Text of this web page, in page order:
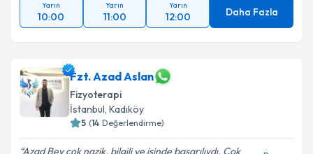
Yarın
10:00
Yarın
11:00
Yarın
12:00 Daha Fazla
Fzt. Azad Aslan
Fizyoterapi
İstanbul, Kadıköy
5 (14 Değerlendirme)
Azad Bey çok nazik, bilgili ve işinde başarılıydı. Çok